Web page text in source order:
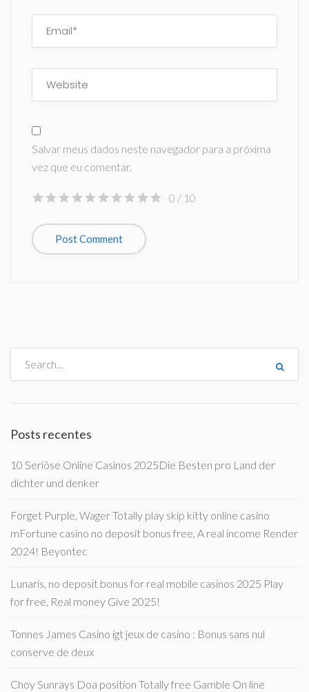
Salvar meus dados neste navegador para a próxima
vez que eu comentar.
0 / 10
Posts recentes
10 Seriöse Online Casinos 2025Die Besten pro Land der
dichter und denker
Forget Purple, Wager Totally play skip kitty online casino
mFortune casino no deposit bonus free, A real income Render
2024! Beyontec
Lunaris, no deposit bonus for real mobile casinos 2025 Play
for free, Real money Give 2025!
Tonnes James Casino igt jeux de casino : Bonus sans nul
conserve de deux
Choy Sunrays Doa position Totally free Gamble On line